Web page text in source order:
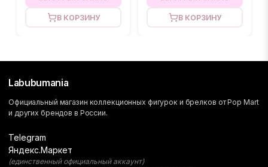
В КОРЗИНУ В КОРЗИНУ
Labubumania
Официальный магазин коллекционных фигурок и брелков от Pop Mart
и других брендов в России.
Telegram
Яндекс.Маркет
(единственный официальный аккаунт)